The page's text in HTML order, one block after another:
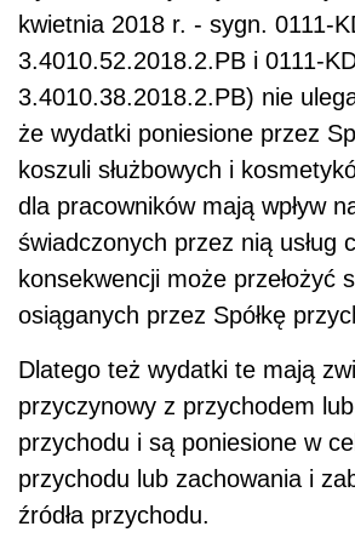
kwietnia 2018 r. - sygn. 0111-
3.4010.52.2018.2.PB i 0111-
3.4010.38.2018.2.PB) nie
że wydatki poniesione przez
koszuli służbowych i
dla pracowników mają wpływ
świadczonych przez nią usług
konsekwencji może przełożyć
osiąganych przez Spółkę
Dlatego też wydatki te mają
przyczynowy z przychodem lub
przychodu i są poniesione w
przychodu lub zachowania i
źródła przychodu.